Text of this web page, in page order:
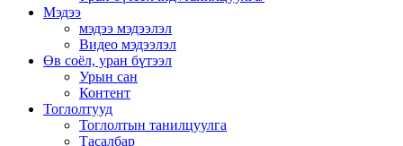
Мэдээ
мэдээ мэдээлэл
Видео мэдээлэл
Өв соёл, уран бүтээл
Урын сан
Контент
Тоглолтууд
Тоглолтын танилцуулга
Тасалбар